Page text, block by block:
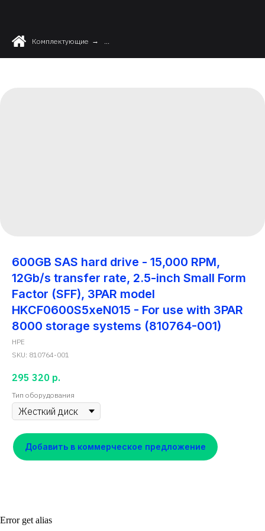
Комплектующие → ...
600GB SAS hard drive - 15,000 RPM,
12Gb/s transfer rate, 2.5-inch Small Form
Factor (SFF), 3PAR model
HKCF0600S5xeN015 - For use with 3PAR
8000 storage systems (810764-001)
HPE
SKU: 810764-001
295 320 р.
Тип оборудования
Добавить в коммерческое предложение
Error get alias